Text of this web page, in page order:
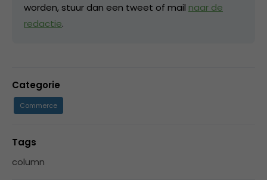
worden, stuur dan een tweet of mail naar de
redactie.
Categorie
Commerce
Tags
column